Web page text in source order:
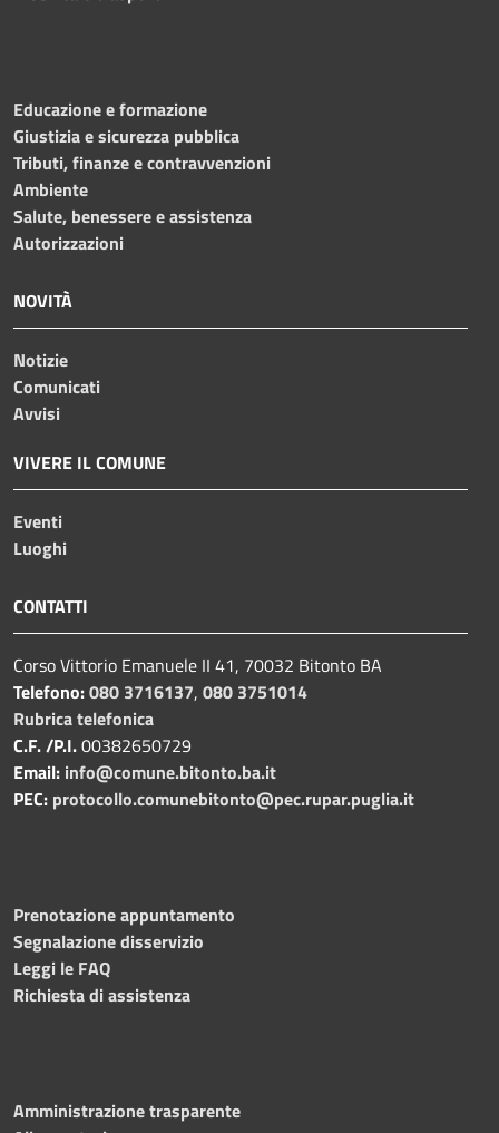
Educazione e formazione
Giustizia e sicurezza pubblica
Tributi, finanze e contravvenzioni
Ambiente
Salute, benessere e assistenza
Autorizzazioni
NOVITÀ
Notizie
Comunicati
Avvisi
VIVERE IL COMUNE
Eventi
Luoghi
CONTATTI
Corso Vittorio Emanuele II 41, 70032 Bitonto BA
Telefono:080 3716137, 080 3751014
Rubrica telefonica
C.F. /P.I.00382650729
Email: info@comune.bitonto.ba.it
PEC: protocollo.comunebitonto@pec.rupar.puglia.it
Prenotazione appuntamento
Segnalazione disservizio
Leggi le FAQ
Richiesta di assistenza
Amministrazione trasparente